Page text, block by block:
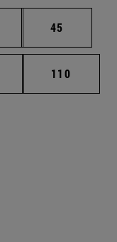
Páginas intermedias
Página
45
Páginas intermedias
Página
110